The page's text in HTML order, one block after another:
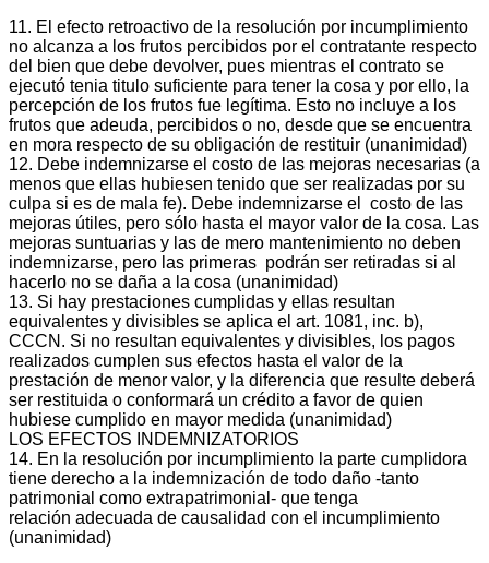
11. El efecto retroactivo de la resolución por incumplimiento
no alcanza a los frutos percibidos por el contratante respecto
del bien que debe devolver, pues mientras el contrato se
ejecutó tenia titulo suficiente para tener la cosa y por ello, la
percepción de los frutos fue legítima. Esto no incluye a los
frutos que adeuda, percibidos o no, desde que se encuentra
en mora respecto de su obligación de restituir (unanimidad)
12. Debe indemnizarse el costo de las mejoras necesarias (a
menos que ellas hubiesen tenido que ser realizadas por su
culpa si es de mala fe). Debe indemnizarse el costo de las
mejoras útiles, pero sólo hasta el mayor valor de la cosa. Las
mejoras suntuarias y las de mero mantenimiento no deben
indemnizarse, pero las primeras podrán ser retiradas si al
hacerlo no se daña a la cosa (unanimidad)
13. Si hay prestaciones cumplidas y ellas resultan
equivalentes y divisibles se aplica el art. 1081, inc. b),
CCCN. Si no resultan equivalentes y divisibles, los pagos
realizados cumplen sus efectos hasta el valor de la
prestación de menor valor, y la diferencia que resulte deberá
ser restituida o conformará un crédito a favor de quien
hubiese cumplido en mayor medida (unanimidad)
LOS EFECTOS INDEMNIZATORIOS
14. En la resolución por incumplimiento la parte cumplidora
tiene derecho a la indemnización de todo daño ‐tanto
patrimonial como extrapatrimonial‐ que tenga
relación adecuada de causalidad con el incumplimiento
(unanimidad)